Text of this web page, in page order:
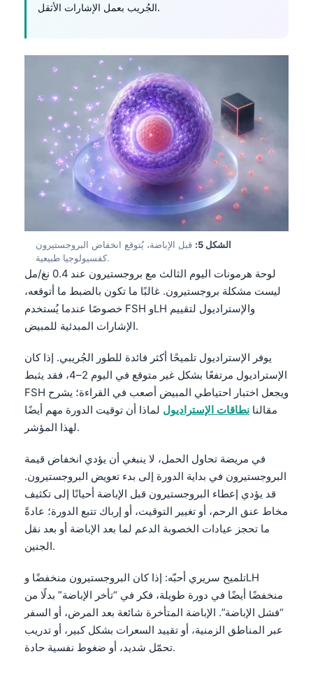
الجُريب بعمل الإشارات الأثقل.
الشكل 5:
قبل الإباضة، يُتوقع انخفاض البروجستيرون
كفسيولوجيا طبيعية.
لوحة هرمونات اليوم الثالث مع بروجستيرون عند 0.4 نغ/مل
ليست مشكلة بروجستيرون. غالبًا ما تكون بالضبط ما أتوقعه،
خصوصًا عندما يُستخدم FSH وLH والإستراديول لتقييم
الإشارات المبدئية للمبيض.
يوفر الإستراديول تلميحًا أكثر فائدة للطور الجُريبي. إذا كان
الإستراديول مرتفعًا بشكل غير متوقع في اليوم 2–4، فقد يثبط
FSH ويجعل اختبار احتياطي المبيض أصعب في القراءة؛ يشرح
مقالنا نطاقات الإستراديول لماذا أن توقيت الدورة مهم أيضًا
لهذا المؤشر.
في مريضة تحاول الحمل، لا ينبغي أن يؤدي انخفاض قيمة
البروجستيرون في بداية الدورة إلى بدء تعويض البروجستيرون.
قد يؤدي إعطاء البروجستيرون قبل الإباضة أحيانًا إلى تكثيف
مخاط عنق الرحم، أو تغيير التوقيت، أو إرباك تتبع الدورة؛ عادةً
ما تحجز عيادات الخصوبة الدعم لما بعد الإباضة أو بعد نقل
الجنين.
تلميح سريري أحبّه: إذا كان البروجستيرون منخفضًا وLH
منخفضًا أيضًا في دورة طويلة، فكر في “تأخر الإباضة” بدلًا من
“فشل الإباضة”. الإباضة المتأخرة شائعة بعد المرض، أو السفر
عبر المناطق الزمنية، أو تقييد السعرات بشكل كبير، أو تدريب
تحمّل شديد، أو ضغوط نفسية حادة.